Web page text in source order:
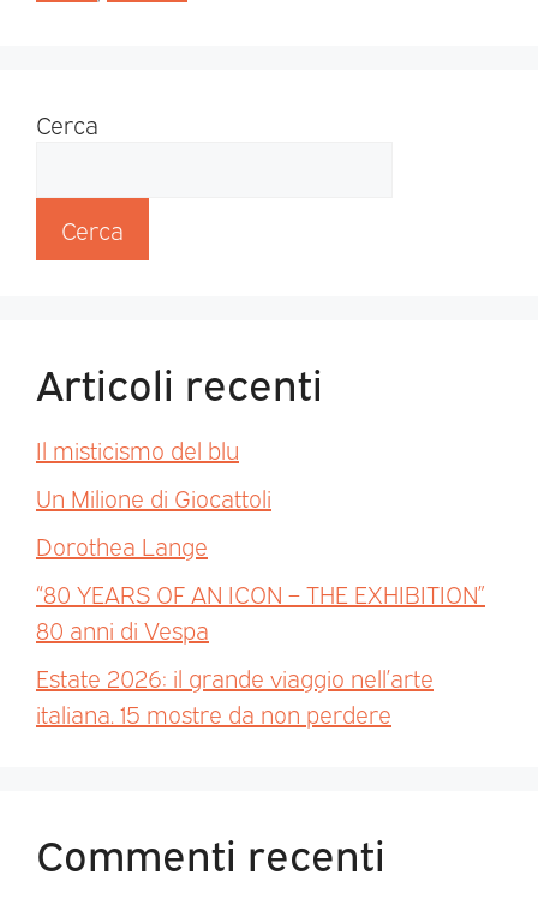
Cerca
Cerca
Articoli recenti
Il misticismo del blu
Un Milione di Giocattoli
Dorothea Lange
“80 YEARS OF AN ICON – THE EXHIBITION”
80 anni di Vespa
Estate 2026: il grande viaggio nell’arte
italiana. 15 mostre da non perdere
Commenti recenti